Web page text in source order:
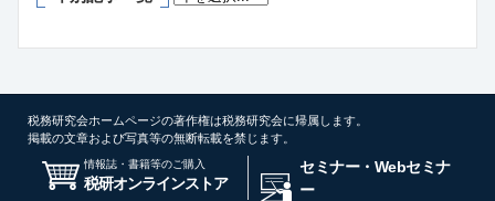
税務研究会ホームページの著作権は税務研究会に帰属します。
掲載の文章および写真等の無断転載を禁じます。
情報誌・書籍等のご購入
税研オンラインストア
セミナー・Webセミナ
ー